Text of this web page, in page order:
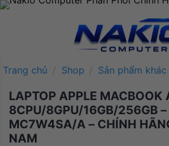
Bỏ
Trang chủ / Shop / Sản phẩm khác
LAPTOP APPLE MACBOOK
8CPU/8GPU/16GB/256GB –
MC7W4SA/A – CHÍNH
NAM